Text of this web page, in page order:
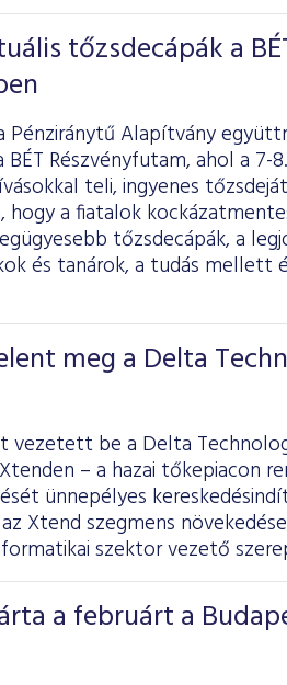
tőzsdecápák a
Pénziránytű Alapítvány
Részvényfutam, ahol a 7-
teli, ingyenes
a fiatalok
tőzsdecápák, a
és tanárok, a tudás mellett
meg a Delta
vezetett be a Delta
– a hazai tőkepiacon
ünnepélyes
Xtend szegmens
szektor vezető
a februárt a